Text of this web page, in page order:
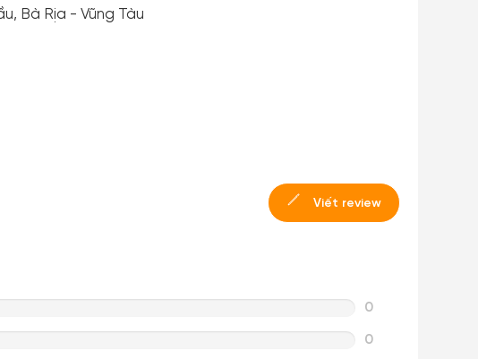
Bà Rịa - Vũng Tàu
Viết review
0
0